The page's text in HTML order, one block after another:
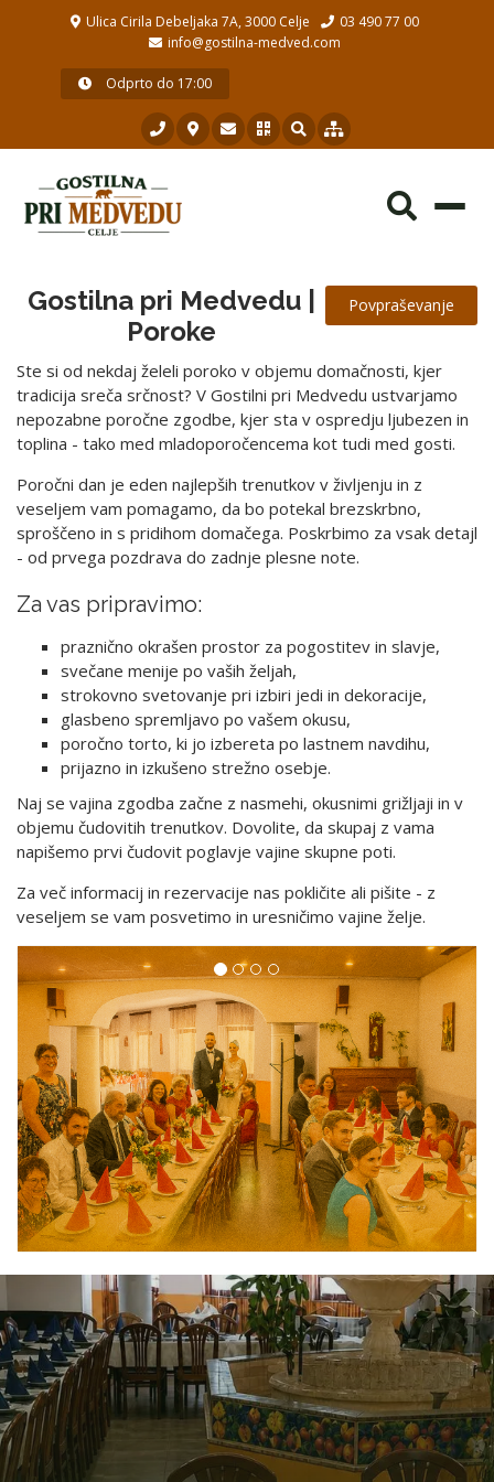
Ulica Cirila Debeljaka 7A, 3000 Celje
03 490 77 00
info@gostilna-medved.com
Odprto do 17:00
Povpraševanje
Gostilna pri Medvedu |
Poroke
Ste si od nekdaj želeli poroko v objemu domačnosti, kjer
tradicija sreča srčnost? V Gostilni pri Medvedu ustvarjamo
nepozabne poročne zgodbe, kjer sta v ospredju ljubezen in
toplina - tako med mladoporočencema kot tudi med gosti.
Poročni dan je eden najlepših trenutkov v življenju in z
veseljem vam pomagamo, da bo potekal brezskrbno,
sproščeno in s pridihom domačega. Poskrbimo za vsak detajl
- od prvega pozdrava do zadnje plesne note.
Za vas pripravimo:
praznično okrašen prostor za pogostitev in slavje,
svečane menije po vaših željah,
strokovno svetovanje pri izbiri jedi in dekoracije,
glasbeno spremljavo po vašem okusu,
poročno torto, ki jo izbereta po lastnem navdihu,
prijazno in izkušeno strežno osebje.
Naj se vajina zgodba začne z nasmehi, okusnimi grižljaji in v
objemu čudovitih trenutkov. Dovolite, da skupaj z vama
napišemo prvi čudovit poglavje vajine skupne poti.
Za več informacij in rezervacije nas pokličite ali pišite - z
veseljem se vam posvetimo in uresničimo vajine želje.